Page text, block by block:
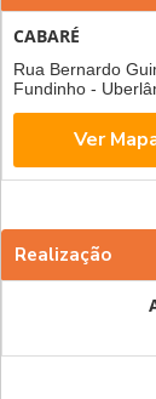
CABARÉ
Rua Bernardo
Fundinho -
Realização